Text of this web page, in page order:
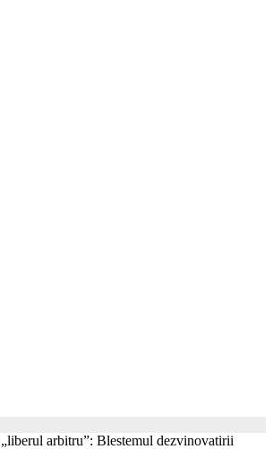
arbitru”: Blestemul dezvinovatirii